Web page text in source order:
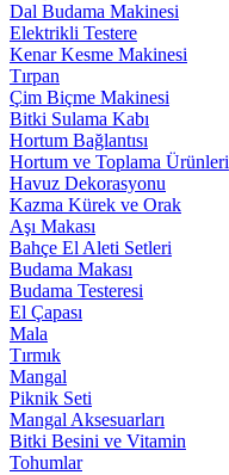
Dal Budama Makinesi
Elektrikli Testere
Kenar Kesme Makinesi
Tırpan
Çim Biçme Makinesi
Bitki Sulama Kabı
Hortum Bağlantısı
Hortum ve Toplama Ürünleri
Havuz Dekorasyonu
Kazma Kürek ve Orak
Aşı Makası
Bahçe El Aleti Setleri
Budama Makası
Budama Testeresi
El Çapası
Mala
Tırmık
Mangal
Piknik Seti
Mangal Aksesuarları
Bitki Besini ve Vitamin
Tohumlar